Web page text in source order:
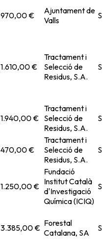
970,00 €
Ajuntament de
Valls
1.610,00 €
Tractament i
Selecció de
Residus, S.A.
1.940,00 €
Tractament i
Selecció de
Residus, S.A.
470,00 €
Tractament i
Selecció de
Residus, S.A.
1.250,00 €
Fundació
Institut Català
d'Investigació
Química (ICIQ)
3.385,00 € Forestal
Catalana, SA